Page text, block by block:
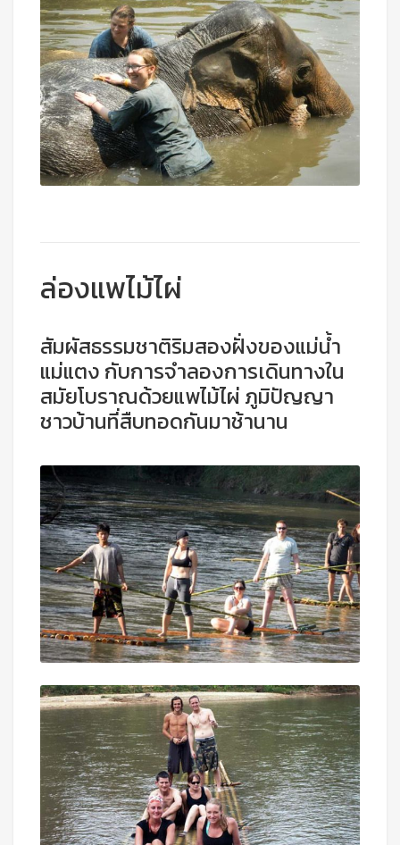
ล่องแพไม้ไผ่
สัมผัสธรรมชาติริมสองฝั่งของแม่น้ำ
แม่แตง กับการจำลองการเดินทางใน
สมัยโบราณด้วยแพไม้ไผ่ ภูมิปัญญา
ชาวบ้านที่สืบทอดกันมาช้านาน